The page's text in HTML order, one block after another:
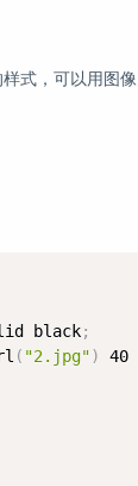
，可以用图像
black
;
( "2.jpg") 40